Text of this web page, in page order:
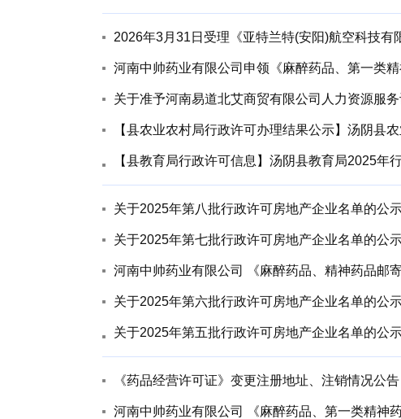
2026年3月31日受理《亚特兰特(安阳)航空科技
河南中帅药业有限公司申领《麻醉药品、第一类
关于准予河南易道北艾商贸有限公司人力资源服
【县农业农村局行政许可办理结果公示】汤阴县
【县教育局行政许可信息】汤阴县教育局2025年
关于2025年第八批行政许可房地产企业名单的公
关于2025年第七批行政许可房地产企业名单的公
河南中帅药业有限公司 《麻醉药品、精神药品邮
关于2025年第六批行政许可房地产企业名单的公
关于2025年第五批行政许可房地产企业名单的公
《药品经营许可证》变更注册地址、注销情况公告
河南中帅药业有限公司 《麻醉药品、第一类精神